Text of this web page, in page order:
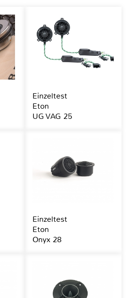
Einzeltest
Eton
UG VAG 25
Einzeltest
Eton
Onyx 28